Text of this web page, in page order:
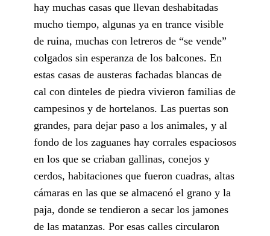
hay muchas casas que llevan deshabitadas
mucho tiempo, algunas ya en trance visible
de ruina, muchas con letreros de “se vende”
colgados sin esperanza de los balcones. En
estas casas de austeras fachadas blancas de
cal con dinteles de piedra vivieron familias de
campesinos y de hortelanos. Las puertas son
grandes, para dejar paso a los animales, y al
fondo de los zaguanes hay corrales espaciosos
en los que se criaban gallinas, conejos y
cerdos, habitaciones que fueron cuadras, altas
cámaras en las que se almacenó el grano y la
paja, donde se tendieron a secar los jamones
de las matanzas. Por esas calles circularon